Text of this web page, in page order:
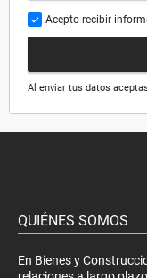
Acepto recibir
Al enviar tus datos
QUIÉNES SOMOS
En Bienes y